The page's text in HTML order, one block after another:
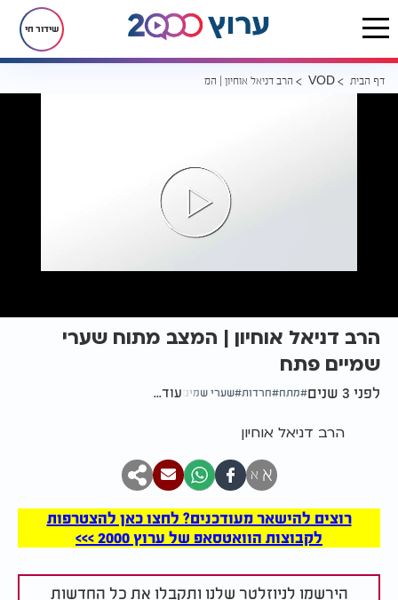
שידור חי
דף הבית VOD הרב דניאל אוחיון | המצב מתוח שערי שמיים פתח
הרב דניאל אוחיון | המצב מתוח שערי
שמיים פתח
לפני 3 שנים מתח חרדות שערי שמים עוד...
הרב דניאל אוחיון
א א
רוצים להישאר מעודכנים? לחצו כאן להצטרפות
לקבוצות הוואטסאפ של ערוץ 2000 >>>
הירשמו לניוזלטר שלנו ותקבלו את כל החדשות